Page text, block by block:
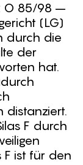
O 85/98 –
(LG)
durch die
der
hat.
distanziert.
F durch
F ist für den